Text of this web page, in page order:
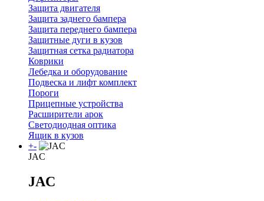
Защита двигателя
Защита заднего бампера
Защита переднего бампера
Защитные дуги в кузов
Защитная сетка радиатора
Коврики
Лебедка и оборудование
Подвеска и лифт комплект
Пороги
Прицепные устройства
Расширители арок
Светодиодная оптика
Ящик в кузов
+-
JAC
JAC